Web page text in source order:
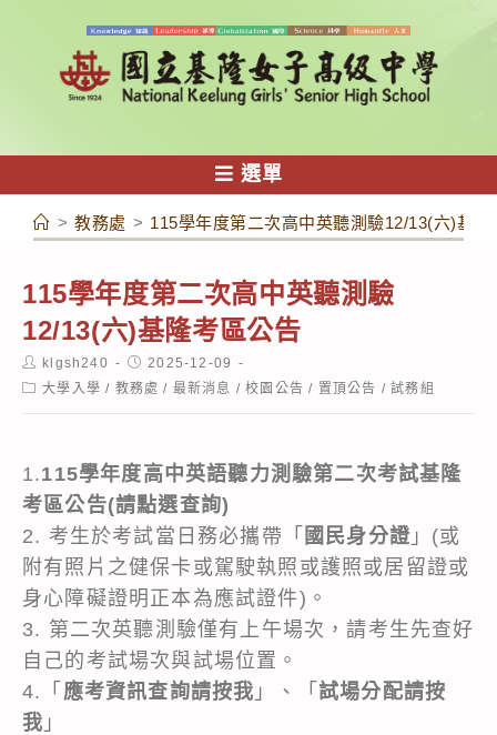
容
選單
> 教務處 > 115學年度第二次高中英聽測驗12/13(六)基隆
115學年度第二次高中英聽測驗
12/13(六)基隆考區公告
Post
author:
klgsh240
Post
published:
2025-12-09
Post大學入學 / 教務處 / 最新消息 / 校園公告 / 置頂公告 / 試務組
1.115學年度高中英語聽力測驗第二次考試基隆
考區公告(請點選查詢)
2. 考生於考試當日務必攜帶「 國民身分證 」(或
附有照片之健保卡或駕駛執照或護照或居留證或
身心障礙證明正本為應試證件)。
3. 第二次英聽測驗僅有上午場次，請考生先查好
自己的考試場次與試場位置。
4.「 應考資訊查詢請按我 」、「 試場分配請按
我 」